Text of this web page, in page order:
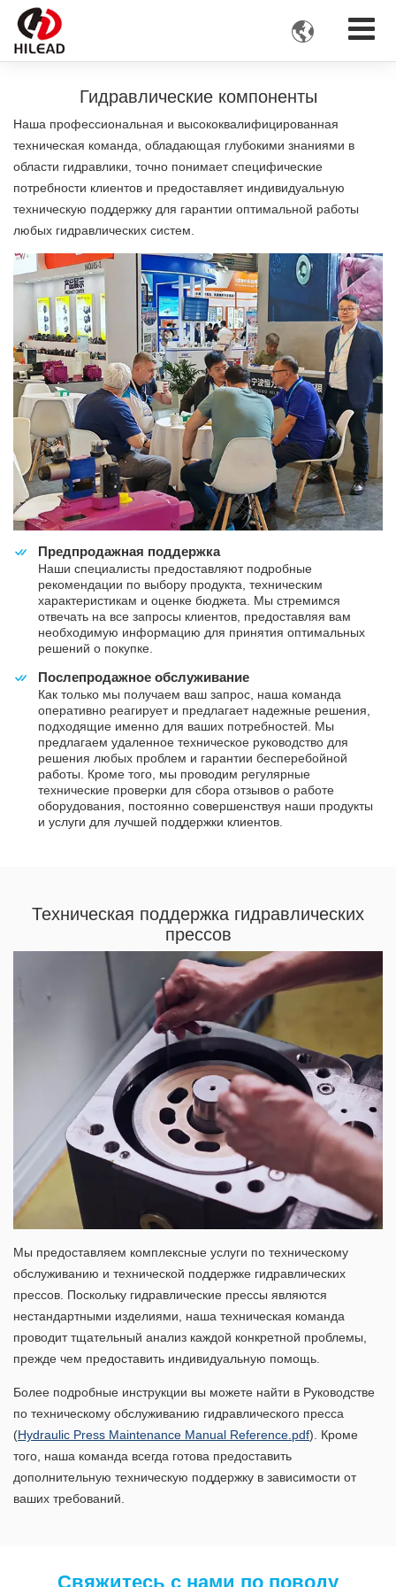

Гидравлические компоненты
Наша профессиональная и высококвалифицированная
техническая команда, обладающая глубокими знаниями в
области гидравлики, точно понимает специфические
потребности клиентов и предоставляет индивидуальную
техническую поддержку для гарантии оптимальной работы
любых гидравлических систем.
Предпродажная поддержка
Наши специалисты предоставляют подробные
рекомендации по выбору продукта, техническим
характеристикам и оценке бюджета. Мы стремимся
отвечать на все запросы клиентов, предоставляя вам
необходимую информацию для принятия оптимальных
решений о покупке.
Послепродажное обслуживание
Как только мы получаем ваш запрос, наша команда
оперативно реагирует и предлагает надежные решения,
подходящие именно для ваших потребностей. Мы
предлагаем удаленное техническое руководство для
решения любых проблем и гарантии бесперебойной
работы. Кроме того, мы проводим регулярные
технические проверки для сбора отзывов о работе
оборудования, постоянно совершенствуя наши продукты
и услуги для лучшей поддержки клиентов.
Техническая поддержка гидравлических
прессов
Мы предоставляем комплексные услуги по техническому
обслуживанию и технической поддержке гидравлических
прессов. Поскольку гидравлические прессы являются
нестандартными изделиями, наша техническая команда
проводит тщательный анализ каждой конкретной проблемы,
прежде чем предоставить индивидуальную помощь.
Более подробные инструкции вы можете найти в Руководстве
по техническому обслуживанию гидравлического пресса
(Hydraulic Press Maintenance Manual Reference.pdf). Кроме
того, наша команда всегда готова предоставить
дополнительную техническую поддержку в зависимости от
ваших требований.
Свяжитесь с нами по поводу